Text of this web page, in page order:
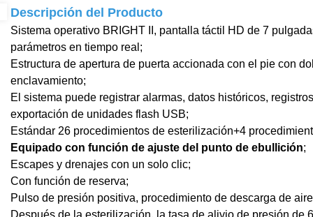
Descripción del Producto
Sistema operativo BRIGHT II, pantalla táctil HD de 7
parámetros en tiempo real;
Estructura de apertura de puerta accionada con el pie con
enclavamiento;
El sistema puede registrar alarmas, datos históricos,
exportación de unidades flash USB;
Estándar 26 procedimientos de esterilización+4
Equipado con función de ajuste del punto de ebullición;
Escapes y drenajes con un solo clic;
Con función de reserva;
Pulso de presión positiva, procedimiento de descarga de